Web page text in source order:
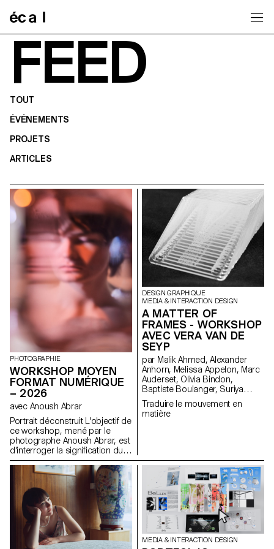
FEED
TOUT
ÉVÉNEMENTS
PROJETS
ARTICLES
PHOTOGRAPHIE
WORKSHOP MOYEN
FORMAT NUMÉRIQUE
– 2026
avec Anoush Abrar
Portrait déconstruit L'objectif de
ce workshop, mené par le
photographe Anoush Abrar, est
d'interroger la signification du
portrait contemporain. En
suivant la notion du "portrait
déconstruit" les étudiants-es-x
ont réalisé une image par
groupes de deux. La semaine
de workshop Moyen format
digital est à la fois une initiation
au matériel de prise de vue et
au logiciels dédiés.
DESIGN GRAPHIQUE
MEDIA & INTERACTION DESIGN
A MATTER OF
FRAMES - WORKSHOP
AVEC VERA VAN DE
SEYP
par Malik Ahmed, Alexander
Anhorn, Melissa Appelon, Marc
Auderset, Olivia Bindon,
Baptiste Boulanger, Suriya
Brambilla, Diego Buccelloni,
Marta Casemi, Davia Ciccoli
Trannoy, Alizée Clavien, Timoféi
Lila Gomez Gaillet, Juliana
Granato, Xenia Grange,
Bérangère Gremion, Helena
Hell, Rocio Hernandez, Salomé
Huwiler, Rebecca Indermühle,
Kevin Jeangros, Nolan Latorre,
Jose Pardo Pariente, Zachary
Ramelet, Gabrielle Richard,
Traduire le mouvement en
matière
MEDIA & INTERACTION DESIGN